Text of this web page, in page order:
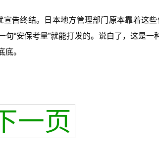
告终结。日本地方管理部门原本靠着这
“安保考量”就能打发的。说白了，这是一
。
一页